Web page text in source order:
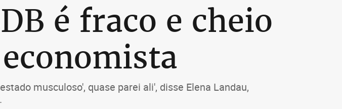
é fraco e cheio
musculoso', quase parei ali', disse Elena Landau,